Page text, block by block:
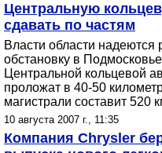
Центральную
сдавать по частям
Власти области надеются
обстановку в
Центральной кольцевой
проложат в 40-50
магистрали составит 520
10 августа 2007 г., 11:35
Компания Chrysler